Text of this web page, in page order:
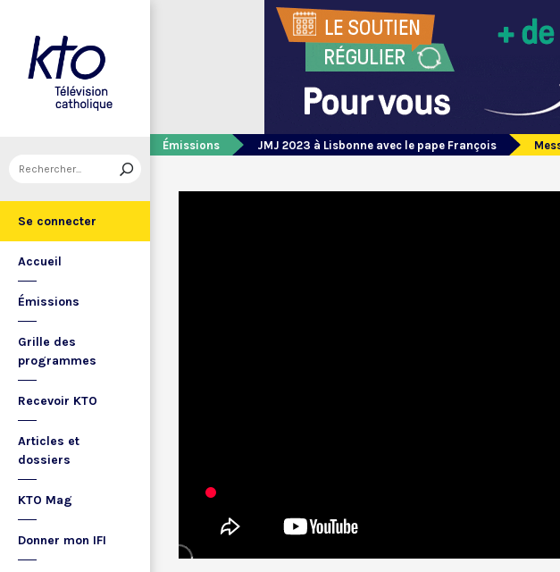
Se connecter
Accueil
Émissions
Grille des
programmes
Recevoir KTO
Articles et
dossiers
KTO Mag
Donner mon IFI
Émissions JMJ 2023 à Lisbonne avec le pape François